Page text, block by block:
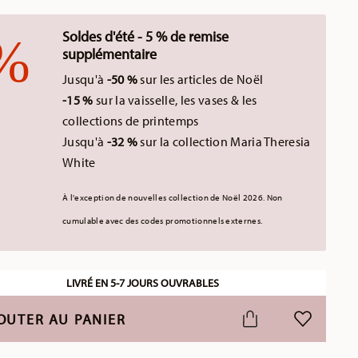
Soldes d'été - 5 % de remise
supplémentaire
Jusqu'à -50 %sur les articles de Noël
-15 % sur la vaisselle, les vases & les
collections de printemps
Jusqu'à -32 %sur la collection Maria Theresia
White
À l'exception de nouvelles collection de Noël 2026. Non
cumulable avec des codes promotionnels externes.
LIVRÉ EN 5-7 JOURS OUVRABLES
AU PANIER LISTE DE